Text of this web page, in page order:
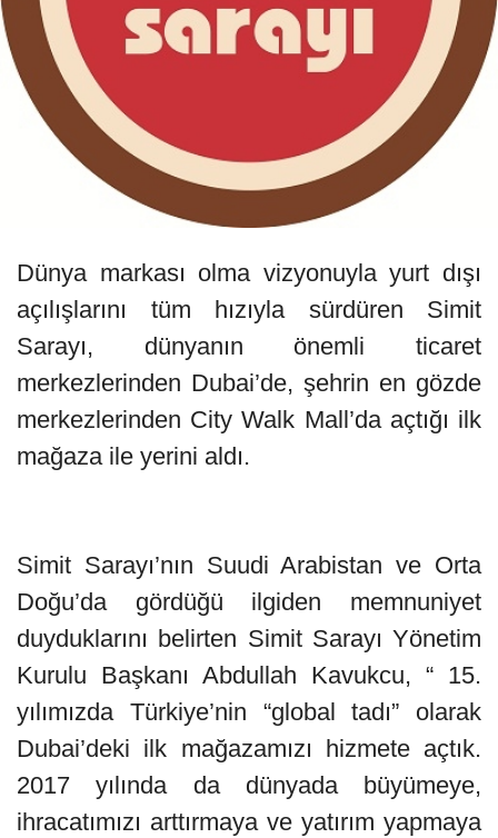
Dünya markası olma vizyonuyla yurt dışı
açılışlarını tüm hızıyla sürdüren Simit
Sarayı, dünyanın önemli ticaret
merkezlerinden Dubai’de, şehrin en gözde
merkezlerinden City Walk Mall’da açtığı ilk
mağaza ile yerini aldı.
Simit Sarayı’nın Suudi Arabistan ve Orta
Doğu’da gördüğü ilgiden memnuniyet
duyduklarını belirten Simit Sarayı Yönetim
Kurulu Başkanı Abdullah Kavukcu, “ 15.
yılımızda Türkiye’nin “global tadı” olarak
Dubai’deki ilk mağazamızı hizmete açtık.
2017 yılında da dünyada büyümeye,
ihracatımızı arttırmaya ve yatırım yapmaya